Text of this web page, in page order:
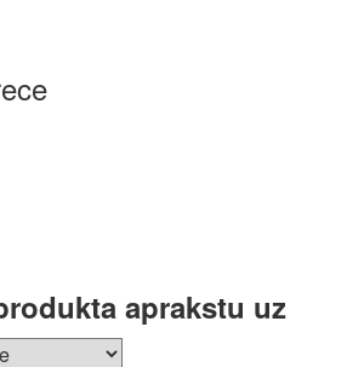
aprakstu uz